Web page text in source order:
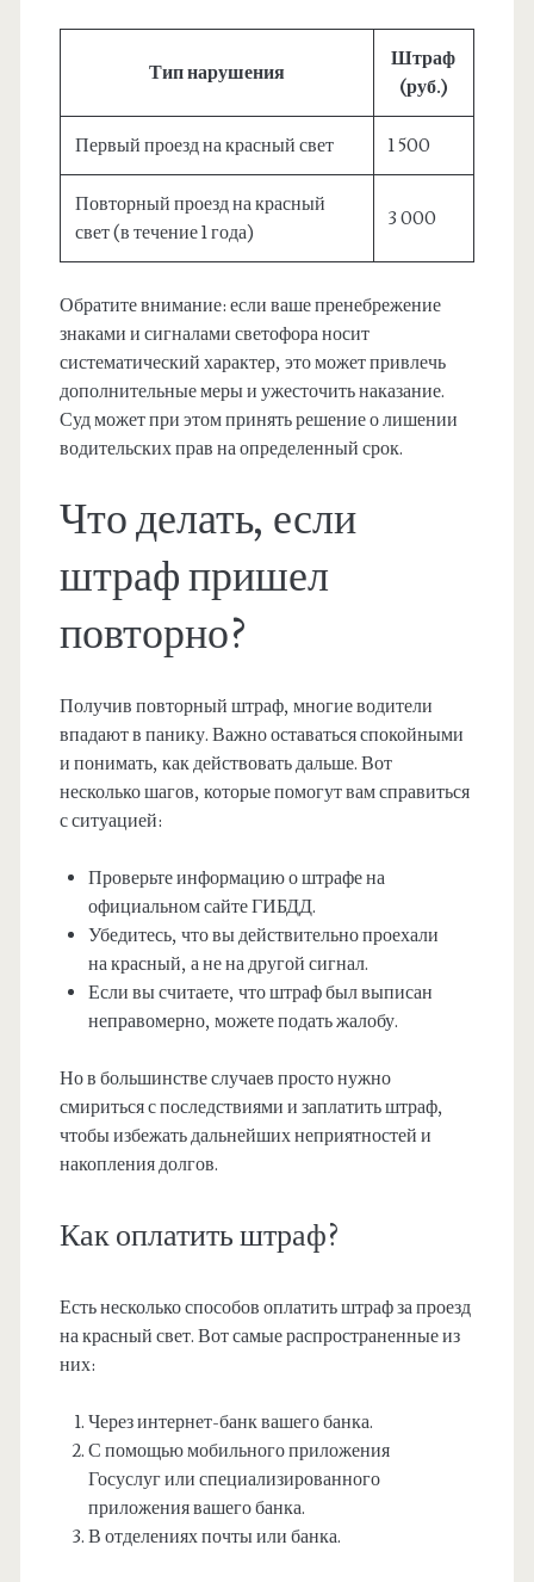
Тип нарушения
Штраф
(руб.)
Первый проезд на красный свет 1 500
Повторный проезд на красный
свет (в течение 1 года)
3 000
Обратите внимание: если ваше пренебрежение
знаками и сигналами светофора носит
систематический характер, это может привлечь
дополнительные меры и ужесточить наказание.
Суд может при этом принять решение о лишении
водительских прав на определенный срок.
Что делать, если
штраф пришел
повторно?
Получив повторный штраф, многие водители
впадают в панику. Важно оставаться спокойными
и понимать, как действовать дальше. Вот
несколько шагов, которые помогут вам справиться
с ситуацией:
Проверьте информацию о штрафе на
официальном сайте ГИБДД.
Убедитесь, что вы действительно проехали
на красный, а не на другой сигнал.
Если вы считаете, что штраф был выписан
неправомерно, можете подать жалобу.
Но в большинстве случаев просто нужно
смириться с последствиями и заплатить штраф,
чтобы избежать дальнейших неприятностей и
накопления долгов.
Как оплатить штраф?
Есть несколько способов оплатить штраф за проезд
на красный свет. Вот самые распространенные из
них:
Через интернет-банк вашего банка.
С помощью мобильного приложения
Госуслуг или специализированного
приложения вашего банка.
В отделениях почты или банка.